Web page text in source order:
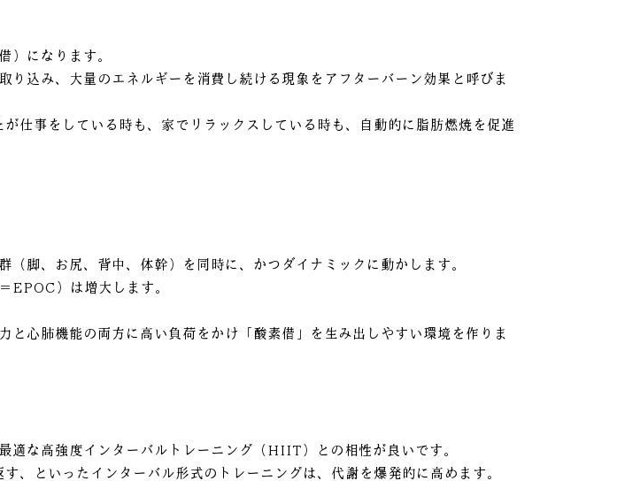
）になります。
込み、大量のエネルギーを消費し続ける現象をアフターバーン効果と呼びま
仕事をしている時も、家でリラックスしている時も、自動的に脂肪燃焼を促進
脚、お尻、背中、体幹）を同時に、かつダイナミックに動かします。
EPOC）は増大します。
心肺機能の両方に高い負荷をかけ「酸素借」を生み出しやすい環境を作りま
適な高強度インターバルトレーニング（HIIT）との相性が良いです。
、といったインターバル形式のトレーニングは、代謝を爆発的に高めます。